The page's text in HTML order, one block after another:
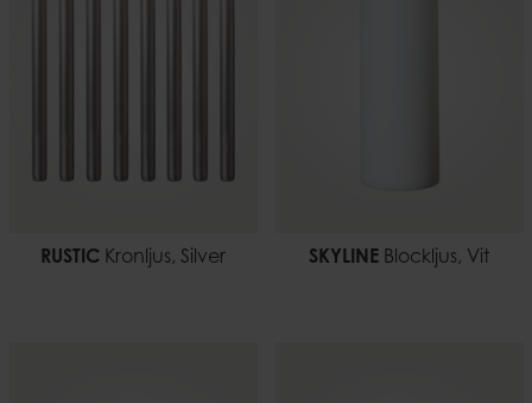
RUSTIC Kronljus, Silver SKYLINE Blockljus, Vit